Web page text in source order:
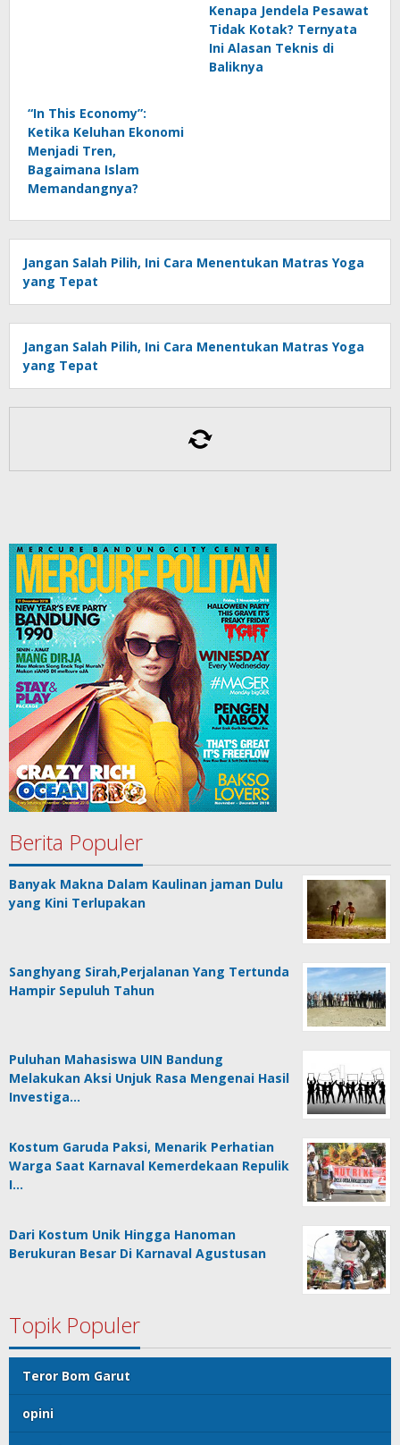
Kenapa Jendela Pesawat
Tidak Kotak? Ternyata
Ini Alasan Teknis di
Baliknya
“In This Economy”:
Ketika Keluhan Ekonomi
Menjadi Tren,
Bagaimana Islam
Memandangnya?
Jangan Salah Pilih, Ini Cara Menentukan Matras Yoga
yang Tepat
Jangan Salah Pilih, Ini Cara Menentukan Matras Yoga
yang Tepat
Berita Populer
Banyak Makna Dalam Kaulinan jaman Dulu
yang Kini Terlupakan
Sanghyang Sirah,Perjalanan Yang Tertunda
Hampir Sepuluh Tahun
Puluhan Mahasiswa UIN Bandung
Melakukan Aksi Unjuk Rasa Mengenai Hasil
Investiga…
Kostum Garuda Paksi, Menarik Perhatian
Warga Saat Karnaval Kemerdekaan Repulik
I…
Dari Kostum Unik Hingga Hanoman
Berukuran Besar Di Karnaval Agustusan
Topik Populer
Teror Bom Garut
opini